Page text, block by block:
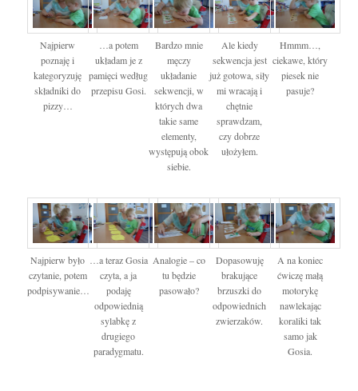
Najpierw
poznaję i
kategoryzuję
składniki do
pizzy…
…a potem
układam je z
pamięci według
przepisu Gosi.
Bardzo mnie
męczy
układanie
sekwencji, w
których dwa
takie same
elementy,
występują obok
siebie.
Ale kiedy
sekwencja jest
już gotowa, siły
mi wracają i
chętnie
sprawdzam,
czy dobrze
ułożyłem.
Hmmm…,
ciekawe, który
piesek nie
pasuje?
Najpierw było
czytanie, potem
podpisywanie…
…a teraz Gosia
czyta, a ja
podaję
odpowiednią
sylabkę z
drugiego
paradygmatu.
Analogie – co
tu będzie
pasowało?
Dopasowuję
brakujące
brzuszki do
odpowiednich
zwierzaków.
A na koniec
ćwiczę małą
motorykę
nawlekając
koraliki tak
samo jak
Gosia.